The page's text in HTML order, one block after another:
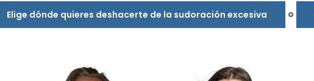
Elige dónde quieres deshacerte de la sudoración excesiva o